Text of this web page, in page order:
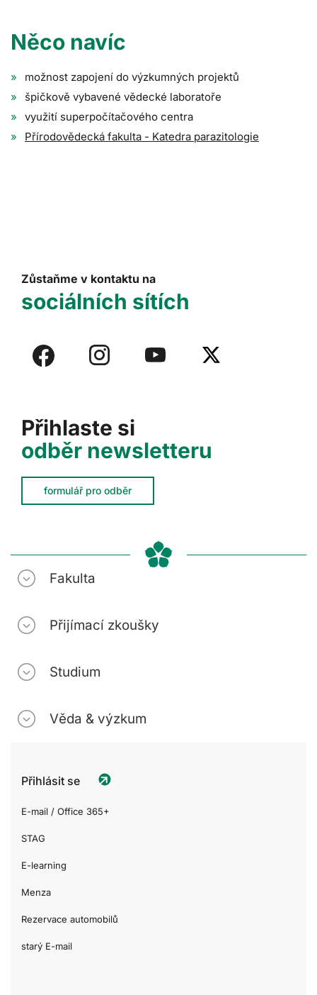
Něco navíc
možnost zapojení do výzkumných projektů
špičkově vybavené vědecké laboratoře
využití superpočítačového centra
Přírodovědecká fakulta - Katedra parazitologie
Přihlaste si
odběr newsletteru
formulář pro odběr
Zůstaňme v kontaktu na
sociálních sítích
Fakulta
Přijímací zkoušky
Studium
Věda & výzkum
Přihlásit se
E-mail / Office 365+
STAG
E-learning
Menza
Rezervace automobilů
starý E-mail